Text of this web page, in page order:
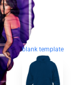
blank template